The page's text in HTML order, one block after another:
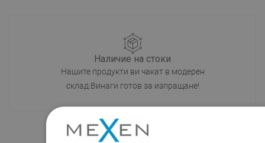
Наличие на стоки
Нашите продукти ви чакат в модерен
склад.Винаги готов за изпращане!